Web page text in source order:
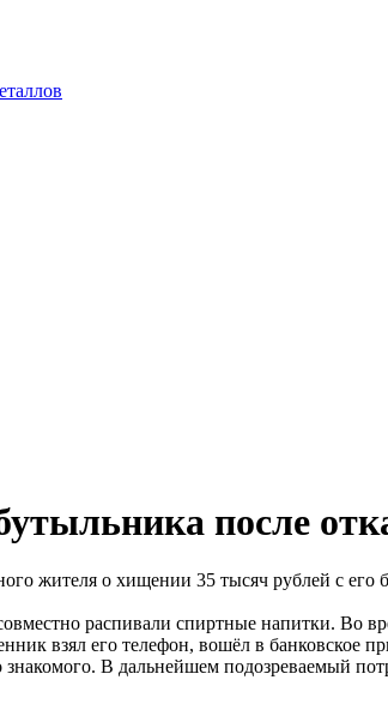
после
жителя о хищении 35 тысяч рублей с его
распивали спиртные напитки. Во
взял его телефон, вошёл в
В дальнейшем подозреваемый